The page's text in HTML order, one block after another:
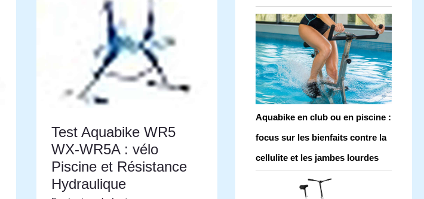
Test Aquabike WR5
WX-WR5A : vélo
Piscine et Résistance
Hydraulique
Aquabike en club ou en piscine :
focus sur les bienfaits contre la
cellulite et les jambes lourdes